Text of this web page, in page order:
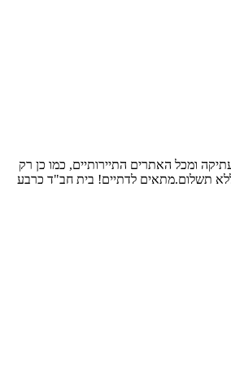
העתיקה ומכל האתרים התיירותיים, כמו כן רק
ללא תשלום.מתאים לדתיים! בית חב"ד כרבע